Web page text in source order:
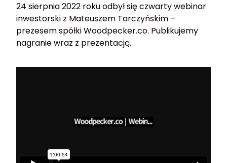
24 sierpnia 2022 roku odbył się czwarty webinar
inwestorski z Mateuszem Tarczyńskim –
prezesem spółki Woodpecker.co. Publikujemy
nagranie wraz z prezentacją.